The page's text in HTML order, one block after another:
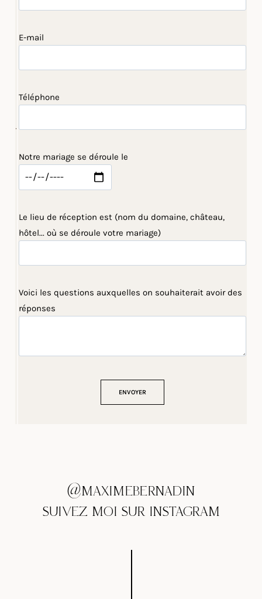
E-mail
Téléphone
Notre mariage se déroule le
Le lieu de réception est (nom du domaine, château,
hôtel... où se déroule votre mariage)
Voici les questions auxquelles on souhaiterait avoir des
réponses
@MAXIMEBERNADIN
SUIVEZ MOI SUR INSTAGRAM